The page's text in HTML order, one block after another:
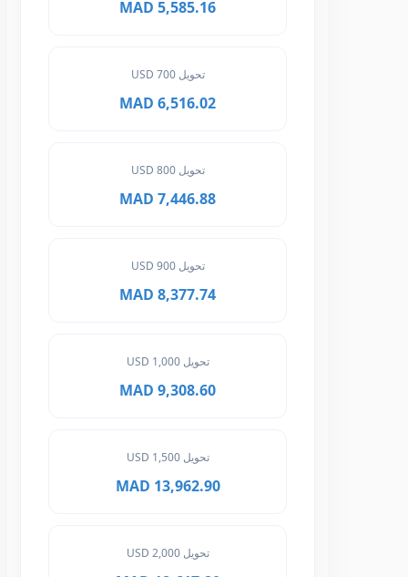
5,585.16 MAD
تحويل 700 USD
6,516.02 MAD
تحويل 800 USD
7,446.88 MAD
تحويل 900 USD
8,377.74 MAD
تحويل 1,000 USD
9,308.60 MAD
تحويل 1,500 USD
13,962.90 MAD
تحويل 2,000 USD